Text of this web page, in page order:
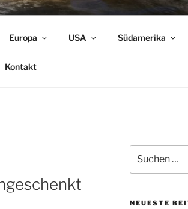
Europa USA Südamerika
Kontakt
nach:
NEUESTE